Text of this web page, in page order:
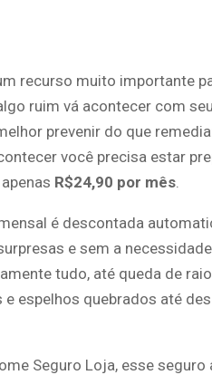
recurso muito importante
ruim vá acontecer com
prevenir do que
você precisa estar
R$24,90 por mês
é descontada
e sem a
tudo, até queda de
espelhos quebrados até
Seguro Loja, esse